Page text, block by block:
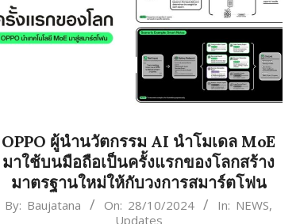
OPPO ผู้นำนวัตกรรม AI นำโมเดล MoE
มาใช้บนมือถือเป็นครั้งแรกของโลกสร้าง
มาตรฐานใหม่ให้กับวงการสมาร์ตโฟน
2024-
By: Baujatana On: 28/10/2024 In: NEWS,
Updates